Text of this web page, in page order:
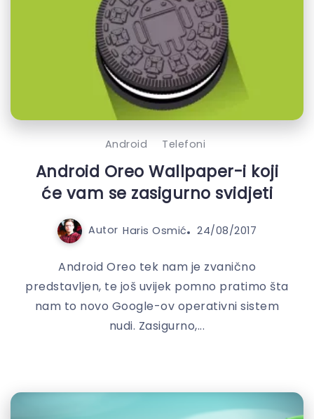
Android Telefoni
Android Oreo Wallpaper-i koji
će vam se zasigurno svidjeti
Autor Haris Osmić 24/08/2017
Android Oreo tek nam je zvanično
predstavljen, te još uvijek pomno pratimo šta
nam to novo Google-ov operativni sistem
nudi. Zasigurno,...